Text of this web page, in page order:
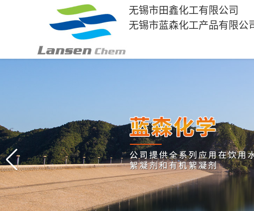
无锡市田鑫化工有限公司
无锡市蓝森化工产品有限公